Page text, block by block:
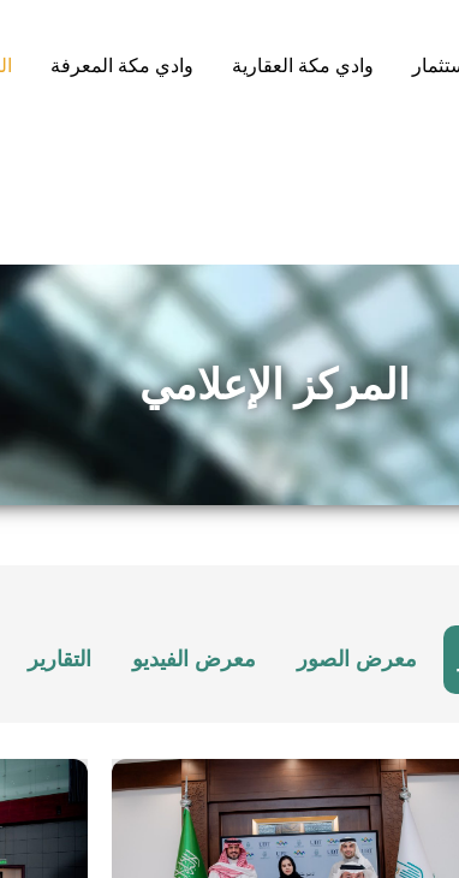
وادي مكة العقارية وادي مكة المعرفة
المركز الإعلامي
معرض الصور معرض الفيديو التقارير